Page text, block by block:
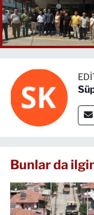
Bunlar da